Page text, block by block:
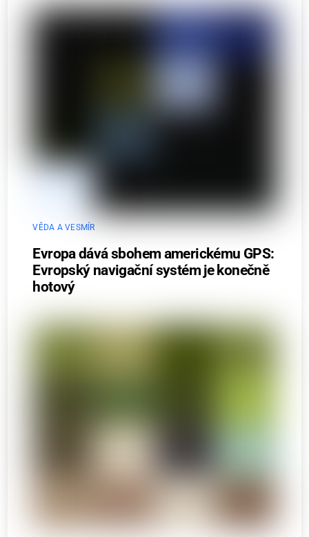
VĚDA A VESMÍR
Evropa dává sbohem americkému GPS:
Evropský navigační systém je konečně
hotový